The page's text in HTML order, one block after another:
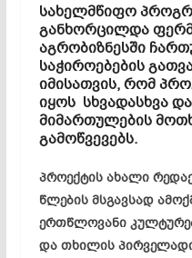
სახელმწიფო
განხორცილდა
აგრობიზნესში
საჭიროებების
იმისათვის, რომ
იყოს სხვადასხვა
მიმართულების
გამოწვევებს.
პროექტის ახალი
წლების მსგავსად
ერთწლოვანი
და თხილის